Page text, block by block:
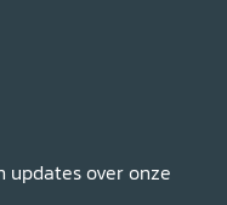
updates over onze